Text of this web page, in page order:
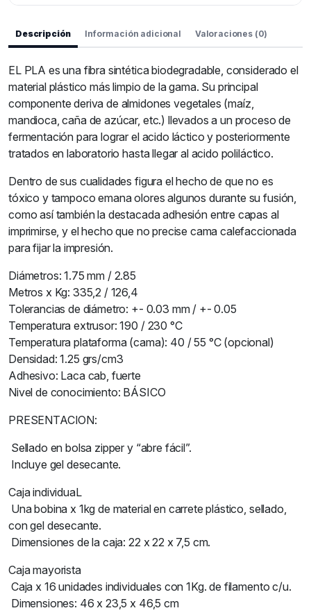
Descripción Información adicional Valoraciones (0)
EL PLA es una fibra sintética biodegradable, considerado el
material plástico más limpio de la gama. Su principal
componente deriva de almidones vegetales (maíz,
mandioca, caña de azúcar, etc.) llevados a un proceso de
fermentación para lograr el acido láctico y posteriormente
tratados en laboratorio hasta llegar al acido poliláctico.
Dentro de sus cualidades figura el hecho de que no es
tóxico y tampoco emana olores algunos durante su fusión,
como así también la destacada adhesión entre capas al
imprimirse, y el hecho que no precise cama calefaccionada
para fijar la impresión.
Diámetros: 1.75 mm / 2.85
Metros x Kg: 335,2 / 126,4
Tolerancias de diámetro: +- 0.03 mm / +- 0.05
Temperatura extrusor: 190 / 230 °C
Temperatura plataforma (cama): 40 / 55 °C (opcional)
Densidad: 1.25 grs/cm3
Adhesivo: Laca cab, fuerte
Nivel de conocimiento: BÁSICO
PRESENTACION:
Sellado en bolsa zipper y “abre fácil”.
Incluye gel desecante.
Caja individuaL
Una bobina x 1kg de material en carrete plástico, sellado,
con gel desecante.
Dimensiones de la caja: 22 x 22 x 7,5 cm.
Caja mayorista
Caja x 16 unidades individuales con 1Kg. de filamento c/u.
Dimensiones: 46 x 23,5 x 46,5 cm